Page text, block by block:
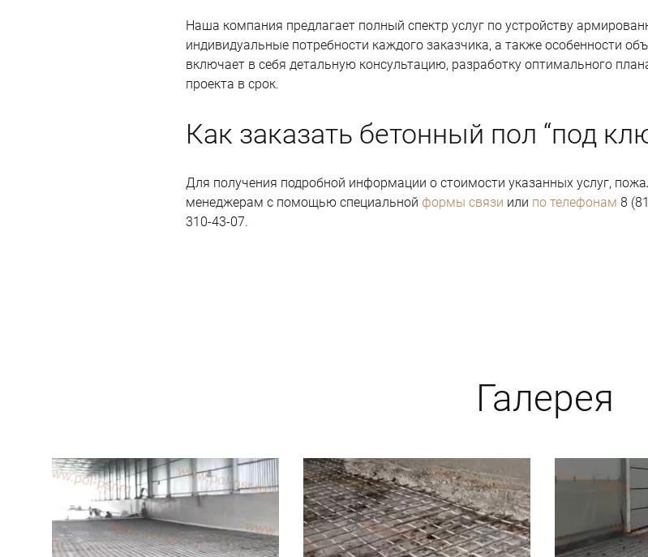
Наша компания предлагает полный спектр услуг по устройству
индивидуальные потребности каждого заказчика, а также особенности
включает в себя детальную консультацию, разработку оптимального
проекта в срок.
Как заказать бетонный пол “под
Для получения подробной информации о стоимости указанных услуг,
менеджерам с помощью специальной формы связи или по телефонам 8
310-43-07.
Галерея